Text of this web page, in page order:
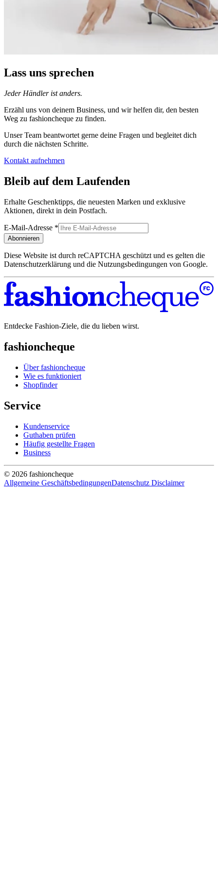
Lass uns sprechen
Jeder Händler ist anders.
Erzähl uns von deinem Business, und wir helfen dir, den besten
Weg zu fashioncheque zu finden.
Unser Team beantwortet gerne deine Fragen und begleitet dich
durch die nächsten Schritte.
Kontakt aufnehmen
Bleib auf dem Laufenden
Erhalte Geschenktipps, die neuesten Marken und exklusive
Aktionen, direkt in dein Postfach.
E-Mail-Adresse *
Abonnieren
Diese Website ist durch reCAPTCHA geschützt und es gelten die
Datenschutzerklärung und die Nutzungsbedingungen von Google.
Entdecke Fashion-Ziele, die du lieben wirst.
fashioncheque
Über fashioncheque
Wie es funktioniert
Shopfinder
Service
Kundenservice
Guthaben prüfen
Häufig gestellte Fragen
Business
© 2026 fashioncheque
Allgemeine GeschäftsbedingungenDatenschutz Disclaimer